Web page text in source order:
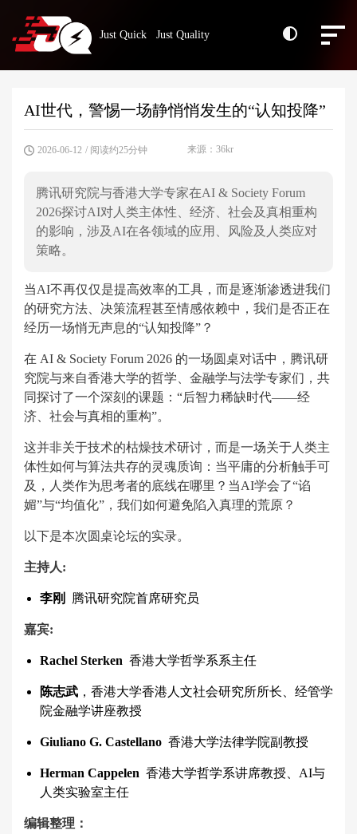
Just Quick Just Quality
AI世代，警惕一场静悄悄发生的“认知投降”
2026-06-12 / 阅读约25分钟 来源：36kr
腾讯研究院与香港大学专家在AI & Society Forum
2026探讨AI对人类主体性、经济、社会及真相重构
的影响，涉及AI在各领域的应用、风险及人类应对
策略。
当AI不再仅仅是提高效率的工具，而是逐渐渗透进我们
的研究方法、决策流程甚至情感依赖中，我们是否正在
经历一场悄无声息的“认知投降”？
在 AI & Society Forum 2026 的一场圆桌对话中，腾讯研
究院与来自香港大学的哲学、金融学与法学专家们，共
同探讨了一个深刻的课题：“后智力稀缺时代——经
济、社会与真相的重构”。
这并非关于技术的枯燥技术研讨，而是一场关于人类主
体性如何与算法共存的灵魂质询：当平庸的分析触手可
及，人类作为思考者的底线在哪里？当AI学会了“谄
媚”与“均值化”，我们如何避免陷入真理的荒原？
以下是本次圆桌论坛的实录。
主持人:
李刚 腾讯研究院首席研究员
嘉宾:
Rachel Sterken 香港大学哲学系系主任
陈志武 ，香港大学香港人文社会研究所所长、经管学
院金融学讲座教授
Giuliano G. Castellano 香港大学法律学院副教授
Herman Cappelen 香港大学哲学系讲席教授、AI与
人类实验室主任
编辑整理：